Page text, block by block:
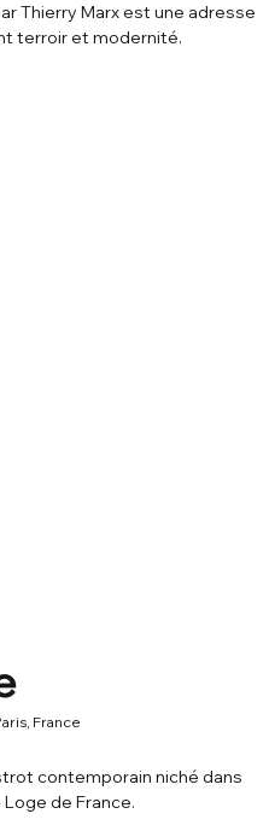
Thierry Marx est une adresse
terroir et modernité.
France
contemporain niché dans
Loge de France.